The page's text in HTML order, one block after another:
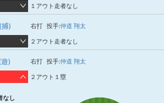
１アウト走者なし
) 右打 投手:仲道 翔太
２アウト走者なし
) 右打 投手:仲道 翔太
２アウト１塁
なし